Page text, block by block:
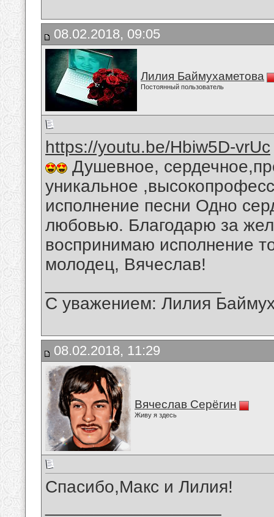
08.02.2018, 09:05
Лилия Баймухаметова
Постоянный пользователь
https://youtu.be/Hbiw5D-vrUc
Душевное,
уникальное
исполнение песни Одно
любовью. Благодарю за
воспринимаю исполнение
молодец, Вячеслав!
С уважением: Лилия
08.02.2018, 11:29
Вячеслав Серёгин
Живу я здесь
Спасибо,Макс и Лилия!